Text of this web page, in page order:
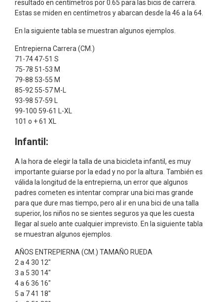
resultado en centímetros por 0.65 para las bicis de carrera.
Estas se miden en centímetros y abarcan desde la 46 a la 64.
En la siguiente tabla se muestran algunos ejemplos.
Entrepierna Carrera (CM.)
71-74 47-51 S
75-78 51-53 M
79-88 53-55 M
85-92 55-57 M-L
93-98 57-59 L
99-100 59-61 L-XL
101 o + 61 XL
Infantil:
A la hora de elegir la talla de una bicicleta infantil, es muy
importante guiarse por la edad y no por la altura. También es
válida la longitud de la entrepierna, un error que algunos
padres cometen es intentar comprar una bici mas grande
para que dure mas tiempo, pero al ir en una bici de una talla
superior, los niños no se sientes seguros ya que les cuesta
llegar al suelo ante cualquier imprevisto. En la siguiente tabla
se muestran algunos ejemplos.
AÑOS ENTREPIERNA (CM.) TAMAÑO RUEDA
2 a 4 30 12″
3 a 5 30 14″
4 a 6 36 16″
5 a 7 41 18″